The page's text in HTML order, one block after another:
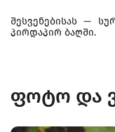
შესვენებისას —
პირდაპირ ბაღში.
ფოტო და